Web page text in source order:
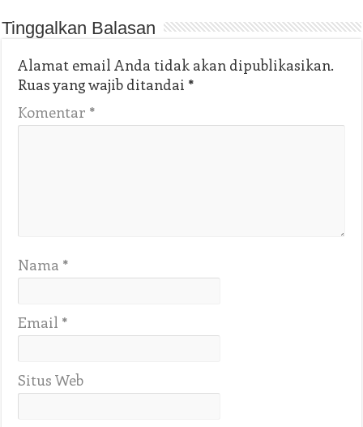
Tinggalkan Balasan
Alamat email Anda tidak akan dipublikasikan.
Ruas yang wajib ditandai *
Komentar *
Nama *
Email *
Situs Web